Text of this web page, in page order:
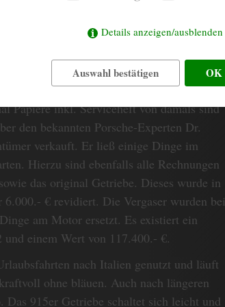
in der original Sonderlackierung 025
nicht geschweißte Karosserie und wurde
Papiere inkl. Serviceheft von damals sind
den bekannten Porsche-Experten Dr.
verkauft. Er ließ einige Dinge im
Hierzu sind ebenfalls alle Rechnungen
das original Getriebe. Dieses wurde in
€ revidiert. Die Vergaser wurden bei
am Motor ersetzt. Es existiert ein
einem Wert von 117.400.- €.
nach Italien genutzt und läuft
ohne bläuen. Auch nach längeren
915er Getriebe schaltet sich leicht und
Details anzeigen/ausblenden
Auswahl bestätigen OK